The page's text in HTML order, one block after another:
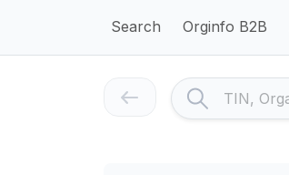
Search Orginfo B2B